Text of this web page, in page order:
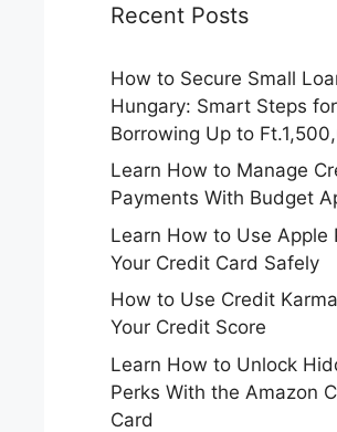
Recent Posts
How to Secure Small
Hungary: Smart Steps for
Borrowing Up to
Learn How to Manage
Payments With Budget
Learn How to Use Apple
Your Credit Card Safely
How to Use Credit
Your Credit Score
Learn How to Unlock
Perks With the Amazon
Card